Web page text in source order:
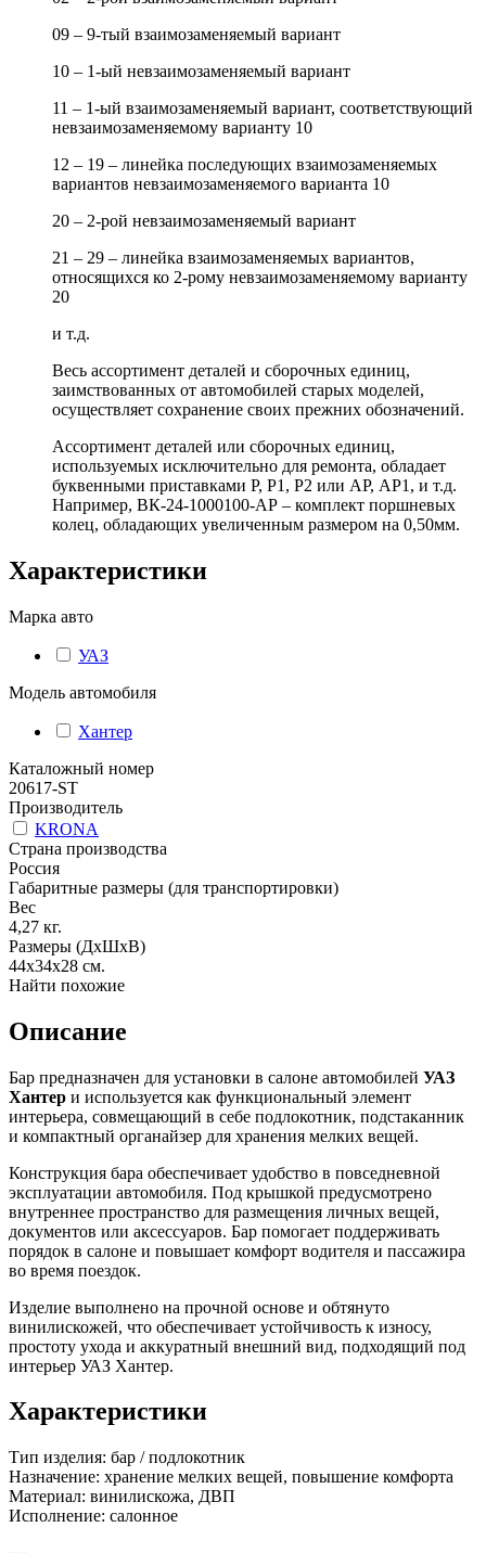
09 – 9-тый взаимозаменяемый вариант
10 – 1-ый невзаимозаменяемый вариант
11 – 1-ый взаимозаменяемый вариант, соответствующий
невзаимозаменяемому варианту 10
12 – 19 – линейка последующих взаимозаменяемых
вариантов невзаимозаменяемого варианта 10
20 – 2-рой невзаимозаменяемый вариант
21 – 29 – линейка взаимозаменяемых вариантов,
относящихся ко 2-рому невзаимозаменяемому варианту
20
и т.д.
Весь ассортимент деталей и сборочных единиц,
заимствованных от автомобилей старых моделей,
осуществляет сохранение своих прежних обозначений.
Ассортимент деталей или сборочных единиц,
используемых исключительно для ремонта, обладает
буквенными приставками Р, Р1, Р2 или АР, АР1, и т.д.
Например, ВК-24-1000100-АР – комплект поршневых
колец, обладающих увеличенным размером на 0,50мм.
Характеристики
Марка авто
УАЗ
Модель автомобиля
Хантер
Каталожный номер
20617-ST
Производитель
KRONA
Страна производства
Россия
Габаритные размеры (для транспортировки)
Вес
4,27 кг.
Размеры (ДхШхВ)
44х34х28 см.
Найти похожие
Описание
Бар предназначен для установки в салоне автомобилей УАЗ
Хантер и используется как функциональный элемент
интерьера, совмещающий в себе подлокотник, подстаканник
и компактный органайзер для хранения мелких вещей.
Конструкция бара обеспечивает удобство в повседневной
эксплуатации автомобиля. Под крышкой предусмотрено
внутреннее пространство для размещения личных вещей,
документов или аксессуаров. Бар помогает поддерживать
порядок в салоне и повышает комфорт водителя и пассажира
во время поездок.
Изделие выполнено на прочной основе и обтянуто
винилискожей, что обеспечивает устойчивость к износу,
простоту ухода и аккуратный внешний вид, подходящий под
интерьер УАЗ Хантер.
Характеристики
Тип изделия: бар / подлокотник
Назначение: хранение мелких вещей, повышение комфорта
Материал: винилискожа, ДВП
Исполнение: салонное